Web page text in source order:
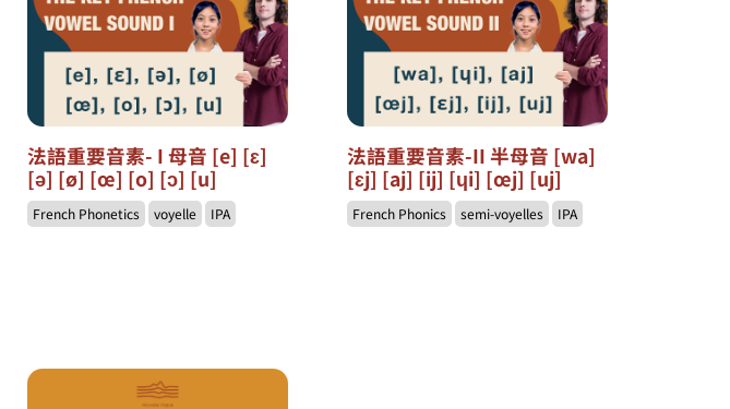
法語重要音素- I 母音 [e] [ɛ]
[ə] [ø] [œ] [o] [ɔ] [u]
French Phonetics voyelle IPA
法語重要音素-II 半母音 [wa]
[ɛj] [aj] [ij] [ɥi] [œj] [uj]
French Phonics semi-voyelles IPA